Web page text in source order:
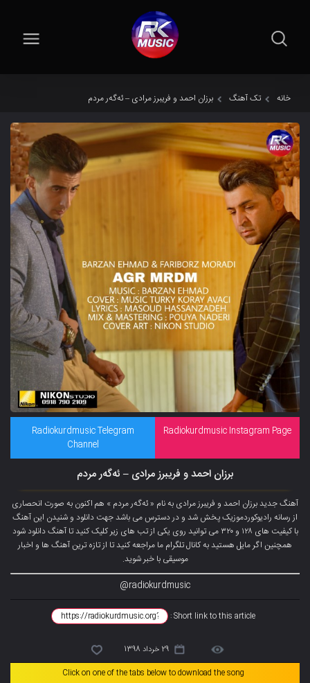
خانه تک آهنگ برزان احمد و فریبرز مرادی – ئەگەر مردم
Radiokurdmusic Instagram Page
Radiokurdmusic Telegram
Channel
برزان احمد و فریبرز مرادی – ئەگەر مردم
آهنگ جدید برزان احمد و فریبرز مرادی به نام « ئەگەر مردم » هم اکنون به صورت انحصاری
از رسانه رادیوکوردموزیک پخش شد و در دسترس می باشد جهت دانلود و شنیدن این آهنگ
با کیفیت های ۱۲۸ و ۳۲۰ می توانید روی یکی از تب های زیر کلیک کنید تا آهنگ دانلود شود
همچنین اگر مایل هستید به کانال تلگرام ما مراجعه کنید تا از تازه ترین آهنگ ها و اخبار
موسیقی با خبر شوید.
radiokurdmusic@
Short link to this article :
29 خرداد 1398
Click on one of the tabs below to download the song